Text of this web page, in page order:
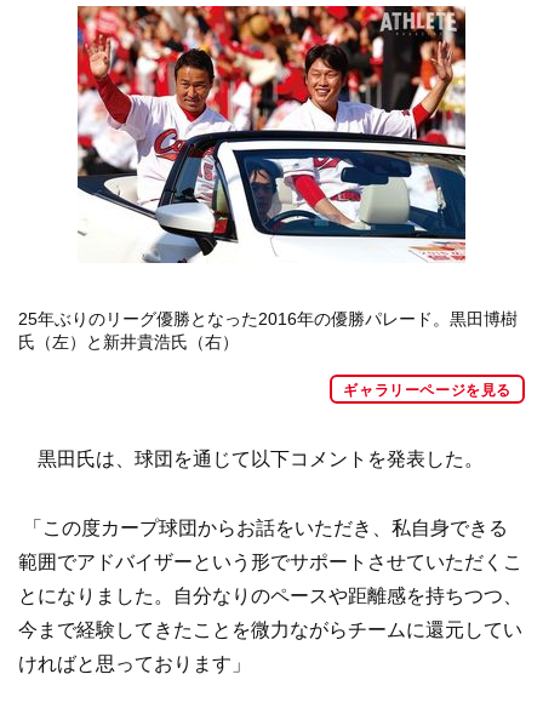
25年ぶりのリーグ優勝となった2016年の優勝パレード。黒田博樹
氏（左）と新井貴浩氏（右）
ギャラリーページを見る
黒田氏は、球団を通じて以下コメントを発表した。
「この度カープ球団からお話をいただき、私自身できる
範囲でアドバイザーという形でサポートさせていただくこ
とになりました。自分なりのペースや距離感を持ちつつ、
今まで経験してきたことを微力ながらチームに還元してい
ければと思っております」